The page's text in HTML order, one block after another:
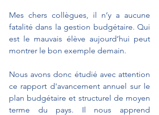
Mes chers collègues, il n’y a aucune
fatalité dans la gestion budgétaire. Qui
est le mauvais élève aujourd’hui peut
montrer le bon exemple demain.
Nous avons donc étudié avec attention
ce rapport d'avancement annuel sur le
plan budgétaire et structurel de moyen
terme du pays. Il nous apprend